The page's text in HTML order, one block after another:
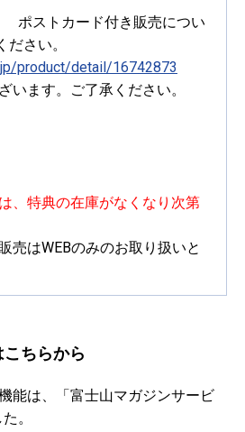
ポストカード付き販売につい
さい。
product/detail/16742873
います。ご了承ください。
、特典の在庫がなくなり次第
はWEBのみのお取り扱いと
ちらから
能は、「富士山マガジンサービ
。